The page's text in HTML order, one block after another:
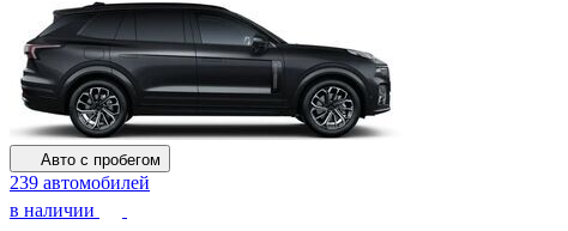
Авто с пробегом
239 автомобилей
в наличии